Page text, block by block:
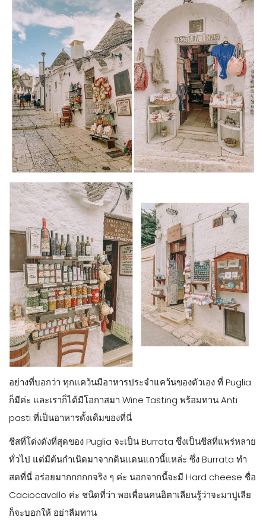
อย่างที่บอกว่า ทุกแคว้นมีอาหารประจำแคว้นของตัวเอง ที่ Puglia
ก็มีค่ะ และเราก็ได้มีโอกาสมา Wine Tasting พร้อมทาน Anti
pasti ที่เป็นอาหารดั้งเดิมของที่นี่
ชีสที่โด่งดังที่สุดของ Puglia จะเป็น Burrata ซึ่งเป็นชีสที่แพร่หลาย
ทั่วไป แต่มีต้นกำเนิดมาจากดินแดนแถวนี้แหล่ะ ซึ่ง Burrata ทำ
สดที่นี่ อร่อยมากกกกกจริง ๆ ค่ะ นอกจากนี้จะมี Hard cheese ชื่อ
Caciocavallo ค่ะ ชนิดที่ว่า พอเพื่อนคนอิตาเลียนรู้ว่าจะมาปูเลีย
ก็จะบอกให้ อย่าลืมทาน